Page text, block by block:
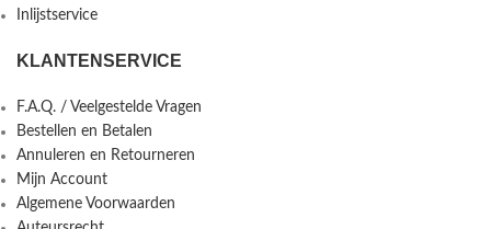
Inlijstservice
KLANTENSERVICE
F.A.Q. / Veelgestelde Vragen
Bestellen en Betalen
Annuleren en Retourneren
Mijn Account
Algemene Voorwaarden